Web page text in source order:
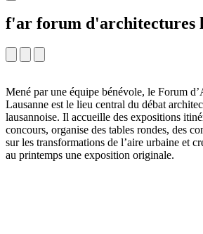
f'ar forum d'architectures
Mené par une équipe bénévole, le Forum
Lausanne est le lieu central du débat
lausannoise. Il accueille des expositions
concours, organise des tables rondes, des
sur les transformations de l’aire urbaine et
au printemps une exposition originale.